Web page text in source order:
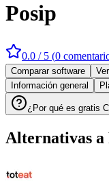
Posip
0.0 / 5 (0
Comparar software
Información general
¿Por qué es gratis
Alternativas a